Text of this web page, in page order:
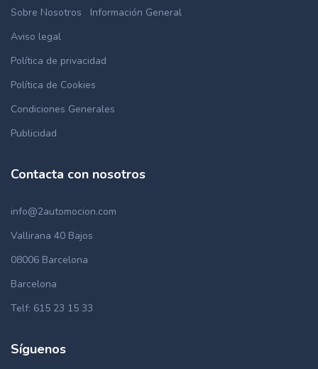
Sobre Nosotros
Información General
Aviso legal
Política de privacidad
Política de Cookies
Condiciones Generales
Publicidad
Contacta con nosotros
info@2automocion.com
Vallirana 40 Bajos
08006 Barcelona
Barcelona
Telf: 615 23 15 33
Síguenos